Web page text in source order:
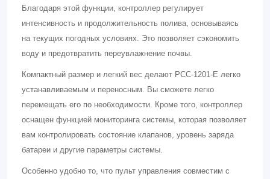
Благодаря этой функции, контроллер регулирует
интенсивность и продолжительность полива, основываясь
на текущих погодных условиях. Это позволяет сэкономить
воду и предотвратить переувлажнение почвы.
Компактный размер и легкий вес делают PCC-1201-E легко
устанавливаемым и переносным. Вы сможете легко
перемещать его по необходимости. Кроме того, контроллер
оснащен функцией мониторинга системы, которая позволяет
вам контролировать состояние клапанов, уровень заряда
батареи и другие параметры системы.
Особенно удобно то, что пульт управления совместим с